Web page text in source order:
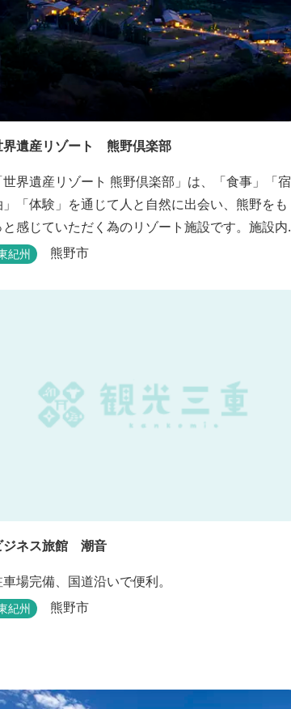
界遺産リゾート 熊野倶楽部
世界遺産リゾート 熊野倶楽部」は、「食事」「宿
」「体験」を通じて人と自然に出会い、熊野をも
と感じていただく為のリゾート施設です。施設内
3つの「郷（エリア）」では、熊野を楽しむ為の多
の青い海や雄大な夕日の大パノラマ等、大自然を
紀州 熊野市
ジネス旅館 潮音
場完備、国道沿いで便利。
紀州 熊野市